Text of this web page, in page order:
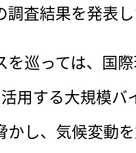
調査結果を発表
巡っては、 国
用する大規模バ
かし、気候変動